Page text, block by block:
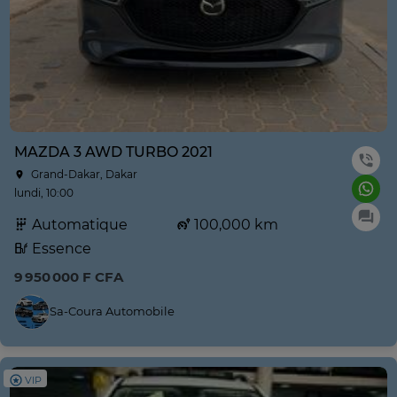
MAZDA 3 AWD TURBO 2021
Grand-Dakar, Dakar
lundi, 10:00
Automatique
100,000 km
Essence
9 950 000 F CFA
Sa-Coura Automobile
VIP